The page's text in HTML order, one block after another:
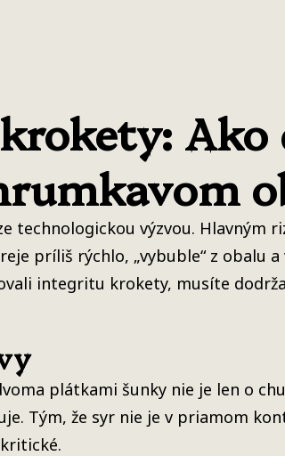
technologickou výzvou. Hlavným
príliš rýchlo, „vybuble“ z obalu
integritu krokety, musíte
plátkami šunky nie je len o
Tým, že syr nie je v priamom